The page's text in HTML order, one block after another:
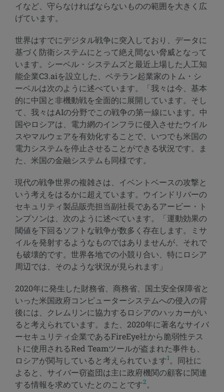
イなど、守らなければならないものの範囲を大きく広
げています。
世界はすでにデジタル戦争に突入しており、データに
基づく防衛システムにとって絶え間ない脅威となって
います。シーベル・システムズと最近上場した人工知
能企業C3.aiを設立した、ベテラン起業家のトム・シ
ーベルは次のように述べています。「我々は今、基本
的に中国と非機動戦を全面的に展開しています。そし
て、我々はAIの分野でこの戦争の第一線にいます。中
国やロシアは、電力網のインフラに侵入させたウイル
スやマルウェアを有効化することで、いつでも米国の
電力システムを停止させることができる状況です。ま
た、米国の金融システムも同様です。
現代の戦争世界の複雑さは、イベントベースの攻撃と
いう考えをはるかに超えています。ウインドリバーの
セキュリティ製品販売担当副社長であるアービー・ト
ンプソンは、次のように述べています。「運動効果の
閾値を下回るソフトな戦争が数多く存在します。ミサ
イルを発射するようなものではありませんが、それで
も破壊的です。世界各地での小競り合い、特にロシア
周辺では、そのような状況が見られます」
2020年に発生した財務省、商務省、国土安全保障省と
いった米国政府コンピューターシステムへの侵入の背
後には、クレムリンに協力するロシアのハッカーがい
ると考えられています。また、2020年に著名なサイバ
ーセキュリティ企業であるFireEye社から脆弱性テス
トに使用されるRed Teamツールが盗まれた事件も、
ロシアが関与していると考えられています1。同社に
よると、サイバー窃盗団は主に政府機関の顧客に関連
する情報を求めていたとのことです2。